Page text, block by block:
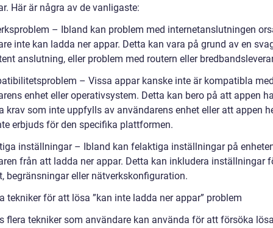
Här är några av de vanligaste:
– Ibland kan problem med internetanslutningen
inte kan ladda ner appar. Detta kan vara på grund av en
anslutning, eller problem med routern eller
– Vissa appar kanske inte är kompatibla
enhet eller operativsystem. Detta kan bero på att appen
krav som inte uppfylls av användarens enhet eller att appen
erbjuds för den specifika plattformen.
inställningar – Ibland kan felaktiga inställningar på
från att ladda ner appar. Detta kan inkludera inställningar
begränsningar eller nätverkskonfiguration.
tekniker för att lösa ”kan inte ladda ner appar” problem
flera tekniker som användare kan använda för att försöka